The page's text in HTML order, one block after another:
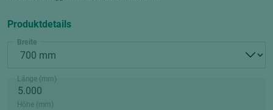
Produktdetails
Breite
Länge (mm)
Höhe (mm)